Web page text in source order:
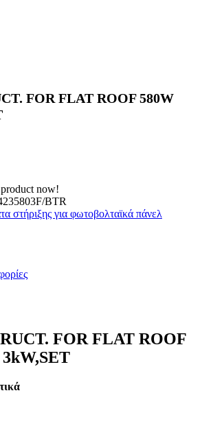
FOR FLAT ROOF 580W
now!
BTR
στήριξης για φωτοβολταϊκά πάνελ
FOR FLAT ROOF